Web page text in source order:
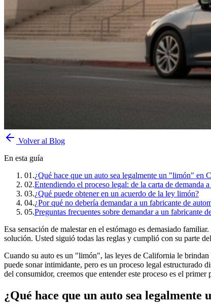
Volver al Blog
En esta guía
01 .¿Qué hace que un auto sea legalmente un "limón" en
02.Entendiendo el proceso legal: de la carta de demanda
03.¿Qué puede obtener en un acuerdo de la ley limón?
04.¿Por qué no debería demandar a un fabricante de
05.Preguntas frecuentes sobre demandar a un fabricante
Esa sensación de malestar en el estómago es demasiado
solución. Usted siguió todas las reglas y cumplió con su parte
Cuando su auto es un "limón", las leyes de California le
puede sonar intimidante, pero es un proceso legal estructurado
del consumidor, creemos que entender este proceso es el primer
¿Qué hace que un auto sea